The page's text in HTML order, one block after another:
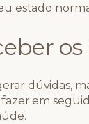
estado
dúvidas,
em